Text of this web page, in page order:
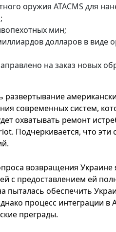
оружия ATACMS для
мин;
долларов в виде
на заказ новых
современных систем,
охватывать ремонт
Подчеркивается, что эти
возвращения Украине
с предоставлением ей
пыталась обеспечить
процесс интеграции в
преграды.